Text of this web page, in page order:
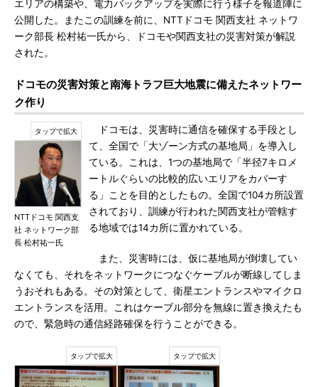
エリアの構築や、電力バックアップを実際に行う様子を報道陣に
公開した。またこの訓練を前に、NTTドコモ 関西支社 ネットワ
ーク部長 松村祐一氏から、ドコモや関西支社の災害対策が解説
された。
ドコモの災害対策と南海トラフ巨大地震に備えたネットワー
ク作り
NTTドコモ 関西支
社 ネットワーク部
長 松村祐一氏
ドコモは、災害時に通信を確保する手段とし
て、全国で「大ゾーン方式の基地局」を導入し
ている。これは、1つの基地局で「半径7キロメ
ートルぐらいの比較的広いエリアをカバーす
る」ことを目的としたもの。全国で104カ所設置
されており、訓練が行われた関西支社が管轄す
る地域では14カ所に置かれている。
また、災害時には、仮に基地局が倒壊してい
なくても、それをネットワークにつなぐケーブルが断線してしま
うおそれもある。その対策として、衛星エントランスやマイクロ
エントランスを活用。これはケーブル部分を無線に置き換えたも
ので、緊急時の通信経路確保を行うことができる。